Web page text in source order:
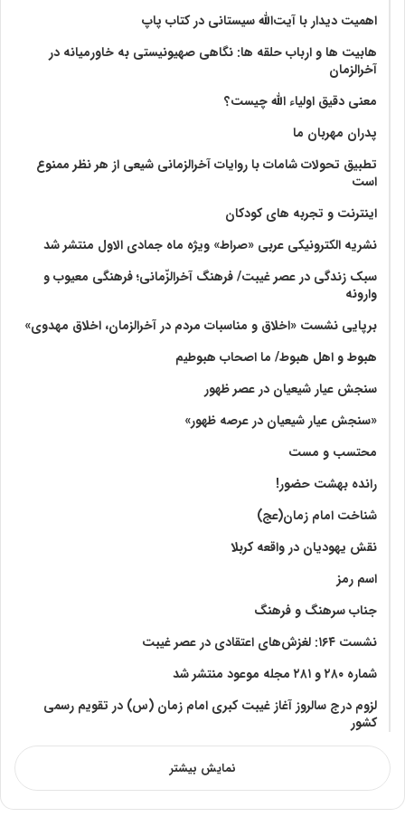
اهمیت دیدار با آیت‌الله سیستانی در کتاب پاپ
هابیت ها و ارباب حلقه ها: نگاهی صهیونیستی به خاورمیانه در
آخرالزمان
معنی دقیق اولیاء الله چیست؟
پدران مهربان ما
تطبیق تحولات شامات با روایات آخرالزمانی شیعی از هر نظر ممنوع
است
اینترنت و تجربه های کودکان
نشریه الکترونیکی عربی «صراط» ویژه ماه جمادی الاول منتشر شد
سبک زندگی در عصر غیبت/ فرهنگ آخرالزّمانی؛ فرهنگی معیوب و
وارونه
برپایی نشست «اخلاق و مناسبات مردم در آخرالزمان، اخلاق مهدوی»
هبوط و اهل هبوط/ ما اصحاب هبوطیم
سنجش عیار شیعیان در عصر ظهور
«سنجش عیار شیعیان در عرصه ظهور»
محتسب و مست
رانده بهشت‌ حضور!
شناخت امام زمان(عج)
نقش یهودیان در واقعه کربلا
اسم رمز
جناب سرهنگ و فرهنگ
نشست ۱۶۴: لغزش‌های اعتقادی در عصر غیبت
شماره ۲۸۰ و ۲۸۱ مجله موعود منتشر شد
لزوم درج سالروز آغاز غیبت کبری امام زمان (س) در تقویم رسمی
کشور
نمایش بیشتر